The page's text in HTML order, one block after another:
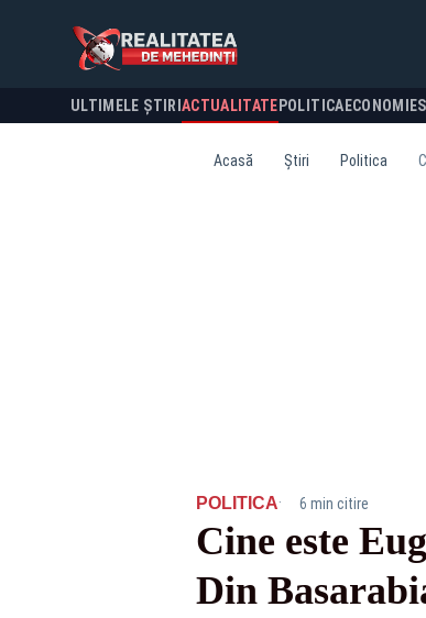
ULTIMELE ȘTIRI ACTUALITATE POLITICA ECONOMIE
Acasă Știri Politica
POLITICA· 6 min citire
Cine este
Din